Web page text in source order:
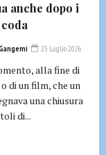
anche dopo i
25 Luglio 2026
alla fine di
di un film, che un
una chiusura
di...